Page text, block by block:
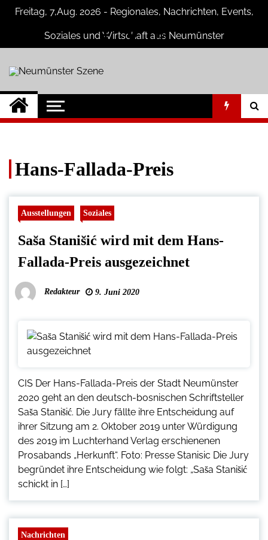
SkipFreitag, 7,Aug. 2026 - Regionales, Nachrichten, Events,
Soziales und Wirtschaft aus Neumünster
Neumünster Szene
Neuigkeiten und Nachrichten aus
Neumünster und Umgebung
Hans-Fallada-Preis
Ausstellungen Soziales
Sas̆a Stanis̆ić wird mit dem Hans-
Fallada-Preis ausgezeichnet
Redakteur 9. Juni 2020
CIS Der Hans-Fallada-Preis der Stadt Neumünster
2020 geht an den deutsch-bosnischen Schriftsteller
Sas̆a Stanis̆ić. Die Jury fällte ihre Entscheidung auf
ihrer Sitzung am 2. Oktober 2019 unter Würdigung
des 2019 im Luchterhand Verlag erschienenen
Prosabands „Herkunft“. Foto: Presse Stanisic Die Jury
begründet ihre Entscheidung wie folgt: „Sas̆a Stanis̆ić
schickt in […]
Nachrichten